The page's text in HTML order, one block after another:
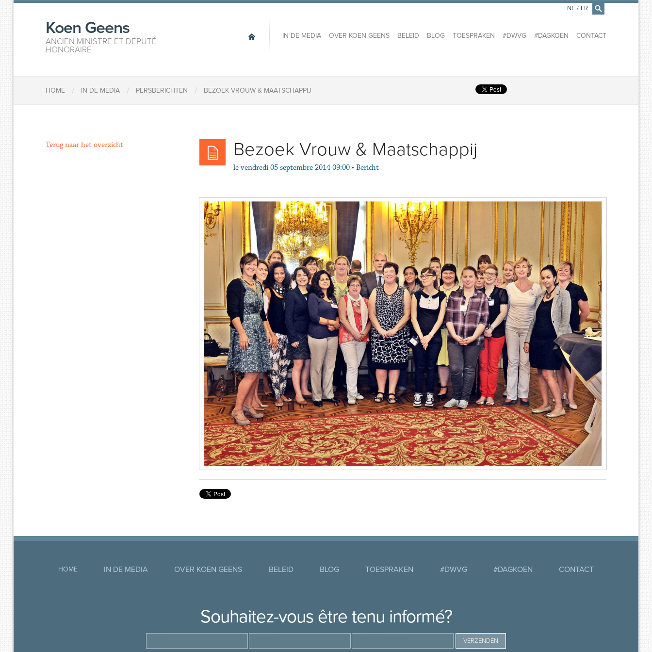
×
Koen Geens
ANCIEN MINISTRE ET DÉPUTÉ
HONORAIRE
IN DE MEDIA OVER KOEN GEENS BELEID BLOG TOESPRAKEN #DWVG #DAGKOEN CONTACT
NL / FR
HOME / IN DE MEDIA / PERSBERICHTEN / BEZOEK VROUW & MAATSCHAPPIJ
Bezoek Vrouw & Maatschappij
le vendredi 05 septembre 2014 09:00 • Bericht
Terug naar het overzicht
HOME IN DE MEDIA OVER KOEN GEENS BELEID BLOG TOESPRAKEN #DWVG #DAGKOEN CONTACT
Souhaitez-vous être tenu informé?